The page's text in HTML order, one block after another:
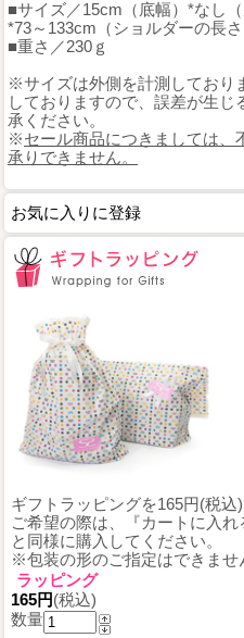
■サイズ／15cm（底幅）*なし
*73～133cm（ショルダーの長さ
■重さ／230ｇ
※サイズは外側を計測しており
しておりますので、誤差が生じ
承ください。
※セール商品につきましては、
承りできません。
お気に入りに登録
ギフトラッピングを165円(税込
ご希望の際は、『カートに入
と同様に購入してください。
※包装の形のご指定はできませ
ラッピング
165円(税込)
数量